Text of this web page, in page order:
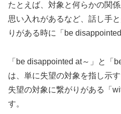
たとえば、対象と何らかの関
思い入れがあるなど、話し手
りがある時に「be
「be disappointed at～」と「
は、単に失望の対象を指し示
失望の対象に繋がりがある「
す。